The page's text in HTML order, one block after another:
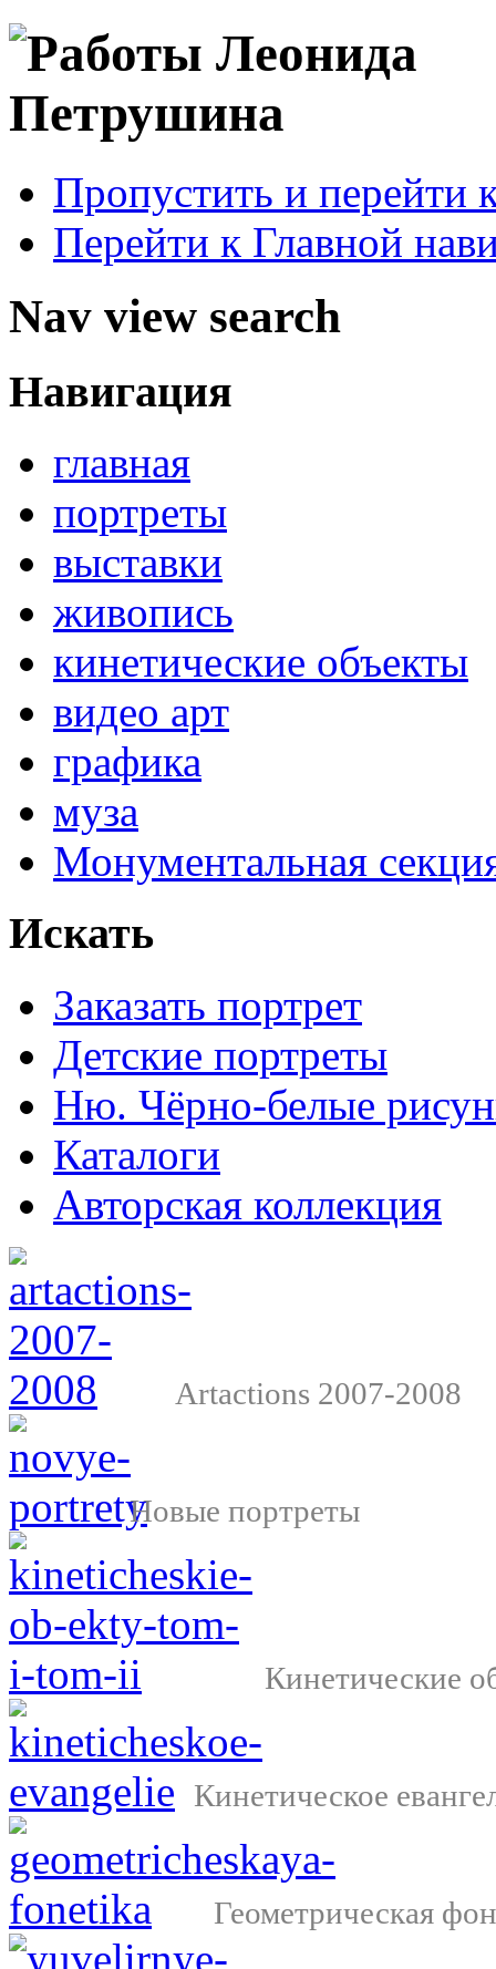
Пропустить и перейти
Перейти к Главной
Nav view search
Навигация
главная
портреты
выставки
живопись
кинетические объекты
видео арт
графика
муза
Монументальная
Искать
Заказать портрет
Детские портреты
Ню. Чёрно-белые
Каталоги
Авторская коллекция
Artactions 2007-2008
Новые портреты
Кинетические
Кинетическое
Геометрическая